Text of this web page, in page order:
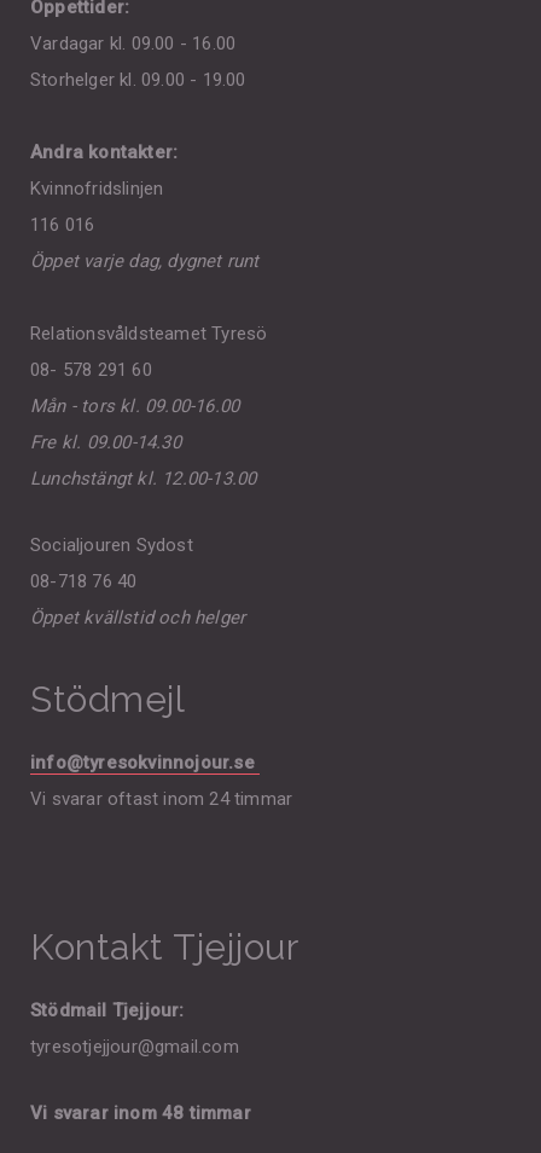
Öppettider:
Vardagar kl. 09.00 - 16.00
Storhelger kl. 09.00 - 19.00
Andra kontakter:
Kvinnofridslinjen
116 016
Öppet varje dag, dygnet runt
Relationsvåldsteamet Tyresö
08- 578 291 60
Mån - tors kl. 09.00-16.00
Fre kl. 09.00-14.30
Lunchstängt kl. 12.00-13.00
Socialjouren Sydost
08-718 76 40
Öppet kvällstid och helger
Stödmejl
info@tyresokvinnojour.se
Vi svarar oftast inom 24 timmar
Kontakt Tjejjour
Stödmail Tjejjour:
tyresotjejjour@gmail.com
Vi svarar inom 48 timmar